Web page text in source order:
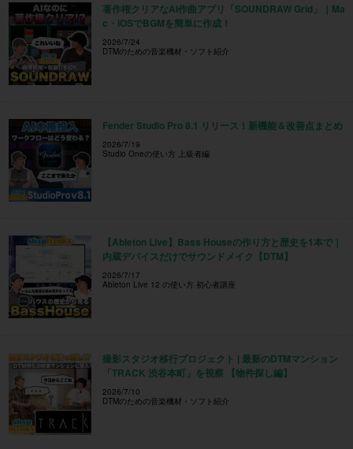
著作権クリアなAI作曲アプリ「SOUNDRAW Grid」｜Ma
c・iOSでBGMを簡単に作成！
2026/7/24
DTMのための音楽機材・ソフト紹介
Fender Studio Pro 8.1 リリース！新機能＆改善点まとめ
2026/7/19
Studio Oneの使い方 上級者編
【Ableton Live】Bass Houseの作り方と歴史を1本で｜
内蔵デバイスだけでサウンドメイク【DTM】
2026/7/17
Ableton Live 12 の使い方 初心者講座
撮影スタジオ移行プロジェクト | 最新のDTMマンション
「TRACK 渋谷本町」を視察 【物件探し編】
2026/7/10
DTMのための音楽機材・ソフト紹介